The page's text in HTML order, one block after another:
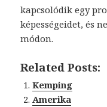
kapcsolódik egy
képességeidet, és
módon.
Related Posts:
Kemping
Amerika